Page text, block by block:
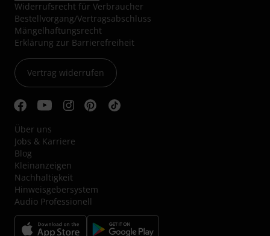
Widerrufsrecht für Verbraucher
Bestellvorgang/Vertragsabschluss
Mängelhaftungsrecht
Erklärung zur Barrierefreiheit
Vertrag widerrufen
Über uns
Jobs & Karriere
Blog
Kleinanzeigen
Nachhaltigkeit
Hinweisgebersystem
Audio Professionell